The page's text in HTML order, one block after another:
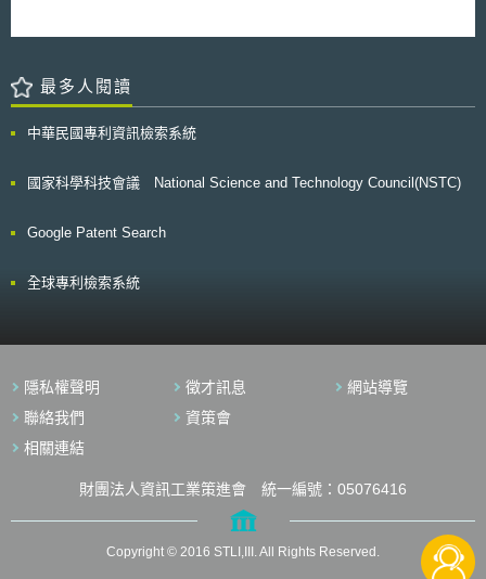
最多人閱讀
中華民國專利資訊檢索系統
國家科學科技會議 National Science and Technology Council(NSTC)
Google Patent Search
全球專利檢索系統
隱私權聲明 徵才訊息
網站導覽
聯絡我們
資策會
相關連結
財團法人資訊工業策進會 統一編號：05076416
Copyright © 2016 STLI,III. All Rights Reserved.